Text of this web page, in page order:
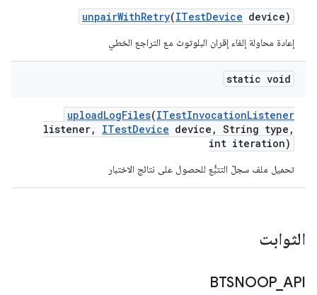
unpairWithRetry(ITestDevice device)
إعادة محاولة إلغاء إقران البلوتوث مع التراجع الخطي
static void
uploadLogFiles(ITestInvocationListener
listener, ITestDevice device , String type ,
int iteration)
تحميل ملف سجلّ التتبُّع للحصول على نتائج الاختبار
الثوابت
BTSNOOP_ API